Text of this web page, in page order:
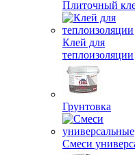
Плиточный
Клей для
теплоизоляции
Грунтовка
Смеси